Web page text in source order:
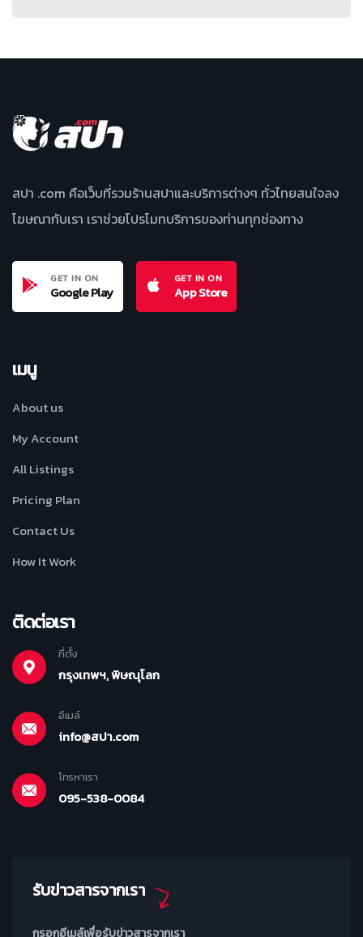
สปา .com คือเว็บที่รวมร้านสปาและบริการต่างๆ ทั่วไทยสนใจลง
โฆษณากับเรา เราช่วยโปรโมทบริการของท่านทุกช่องทาง
GET IN ON
Google Play
GET IN ON
App Store
เมนู
About us
My Account
All Listings
Pricing Plan
Contact Us
How It Work
ติดต่อเรา
ที่ตั้ง
กรุงเทพฯ, พิษณุโลก
อีเมล์
info@สปา.com
โทรหาเรา
095-538-0084
รับข่าวสารจากเรา